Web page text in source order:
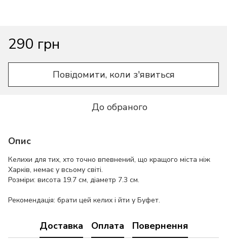
290 грн
Повідомити, коли з'явиться
До обраного
Опис
Келихи для тих, хто точно впевнений, що кращого міста ніж
Харків, немає у всьому світі.
Розміри: висота 19.7 см, діаметр 7.3 см.
Рекомендація: брати цей келих і йти у Буфет.
Доставка Оплата Повернення